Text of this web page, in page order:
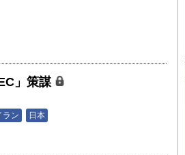
」策謀
ラン 日本
」――日米欧豪による新たな